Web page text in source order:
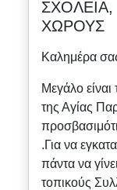
ΧΩΡΟΥΣ
Καλημέρα
Μεγάλο είναι
της Αγίας
.Για να
πάντα να
τοπικούς